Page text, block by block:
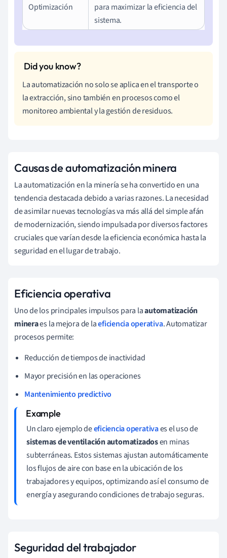
Optimización
para maximizar la eficiencia del
sistema.
La automatización no solo se aplica en el transporte o
la extracción, sino también en procesos como el
monitoreo ambiental y la gestión de residuos.
Causas de automatización minera
La automatización en la minería se ha convertido en una
tendencia destacada debido a varias razones. La necesidad
de asimilar nuevas tecnologías va más allá del simple afán
de modernización, siendo impulsada por diversos factores
cruciales que varían desde la eficiencia económica hasta la
seguridad en el lugar de trabajo.
Eficiencia operativa
Uno de los principales impulsos para laautomatización
mineraes la mejora de laeficiencia operativa. Automatizar
procesos permite:
Reducción de tiempos de inactividad
Mayor precisión en las operaciones
Mantenimiento predictivo
Un claro ejemplo deeficiencia operativaes el uso de
sistemas de ventilación automatizadosen minas
subterráneas. Estos sistemas ajustan automáticamente
los flujos de aire con base en la ubicación de los
trabajadores y equipos, optimizando así el consumo de
energía y asegurando condiciones de trabajo seguras.
Seguridad del trabajador